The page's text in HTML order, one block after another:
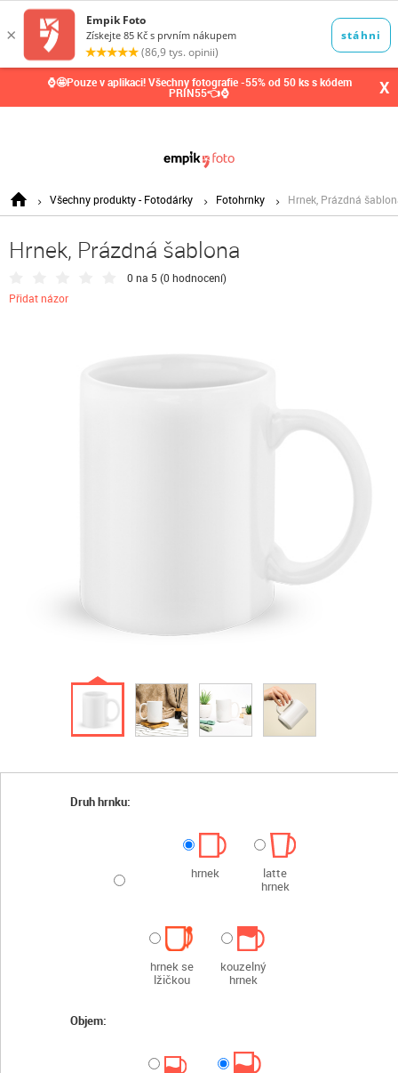
⌚🤩Pouze v aplikaci! Všechny fotografie -55% od 50 ks s kódem
PRIN55👈⌚ X
Všechny produkty - Fotodárky Fotohrnky Hrnek, Prázdná
Hrnek, Prázdná šablona
0 na 5 (0 hodnocení)
Přidat názor
Druh hrnku:
hrnek
latte
hrnek
hrnek se
lžičkou
kouzelný
hrnek
Objem: